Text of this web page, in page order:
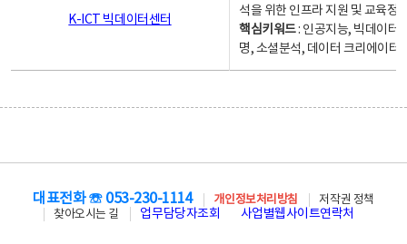
K-ICT 빅데이터센터
석을 위한 인프라 지원 및 교육정
핵심키워드: 인공지능, 빅데이터,
명, 소셜분석, 데이터 크리에이터
대표전화 ☏ 053-230-1114 개인정보처리방침
저작권 정책
찾아오시는 길
업무담당자조회 사업별웹사이트연락처